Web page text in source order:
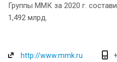
Группы ММК за 2020 г.
1,492 млрд.
http://www.mmk.ru